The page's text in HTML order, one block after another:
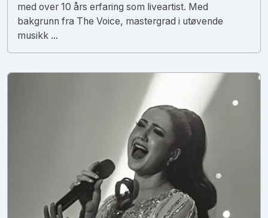
med over 10 års erfaring som liveartist. Med
bakgrunn fra The Voice, mastergrad i utøvende
musikk ...